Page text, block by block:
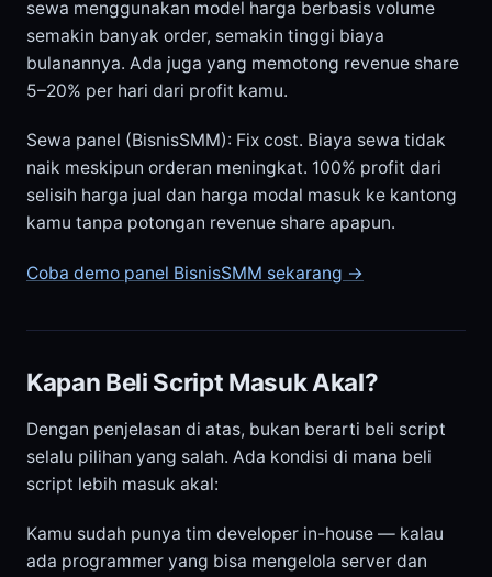
sewa menggunakan model harga berbasis volume
semakin banyak order, semakin tinggi biaya
bulanannya. Ada juga yang memotong revenue share
5–20% per hari dari profit kamu.
Sewa panel (BisnisSMM): Fix cost. Biaya sewa tidak
naik meskipun orderan meningkat. 100% profit dari
selisih harga jual dan harga modal masuk ke kantong
kamu tanpa potongan revenue share apapun.
Coba demo panel BisnisSMM sekarang →
Kapan Beli Script Masuk Akal?
Dengan penjelasan di atas, bukan berarti beli script
selalu pilihan yang salah. Ada kondisi di mana beli
script lebih masuk akal:
Kamu sudah punya tim developer in-house — kalau
ada programmer yang bisa mengelola server dan